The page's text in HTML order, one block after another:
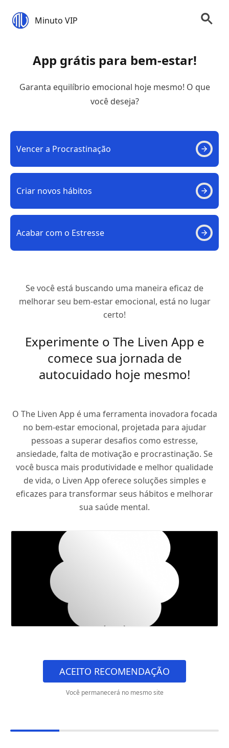
Minuto VIP
App grátis para bem-estar!
Garanta equilíbrio emocional hoje mesmo! O que
você deseja?
Vencer a Procrastinação
Criar novos hábitos
Acabar com o Estresse
Se você está buscando uma maneira eficaz de
melhorar seu bem-estar emocional, está no lugar
certo!
Experimente o The Liven App e
comece sua jornada de
autocuidado hoje mesmo!
O The Liven App é uma ferramenta inovadora focada
no bem-estar emocional, projetada para ajudar
pessoas a superar desafios como estresse,
ansiedade, falta de motivação e procrastinação. Se
você busca mais produtividade e melhor qualidade
de vida, o Liven App oferece soluções simples e
eficazes para transformar seus hábitos e melhorar
sua saúde mental.
ACEITO RECOMENDAÇÃO
Você permanecerá no mesmo site